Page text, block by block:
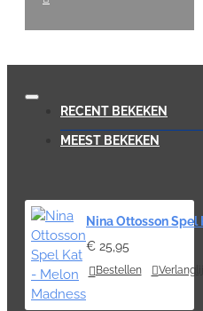
RECENT BEKEKEN
MEEST BEKEKEN
Nina Ottosson Spel
€ 25,95
Bestellen